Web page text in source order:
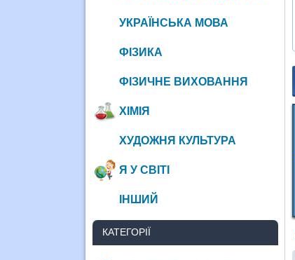
УКРАЇНСЬКА МОВА
ФІЗИКА
ФІЗИЧНЕ ВИХОВАННЯ
ХІМІЯ
ХУДОЖНЯ КУЛЬТУРА
Я У СВІТІ
ІНШИЙ
КАТЕГОРІЇ